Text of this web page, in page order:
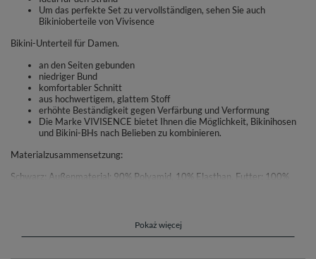
Um das perfekte Set zu vervollständigen, sehen Sie auch
Bikinioberteile von Vivisence
Bikini-Unterteil für Damen.
an den Seiten gebunden
niedriger Bund
komfortabler Schnitt
aus hochwertigem, glattem Stoff
erhöhte Beständigkeit gegen Verfärbung und Verformung
Die Marke VIVISENCE bietet Ihnen die Möglichkeit, Bikinihosen
und Bikini-BHs nach Belieben zu kombinieren.
Materialzusammensetzung:
Schwarz: Außenmaterial: 90% Polyamid, 10% Elasthan. Futter: 100%
Grün: Außenmaterial: 85% Polyester, 15% Elasthan.
Pokaż więcej